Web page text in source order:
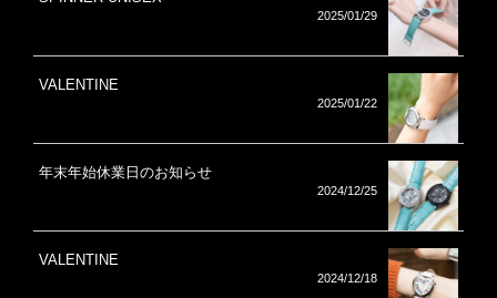
2025/01/29
VALENTINE
2025/01/22
年末年始休業日のお知らせ
2024/12/25
VALENTINE
2024/12/18